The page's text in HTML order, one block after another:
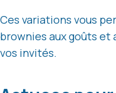
Ces variations vous
brownies aux goûts et
vos invités.